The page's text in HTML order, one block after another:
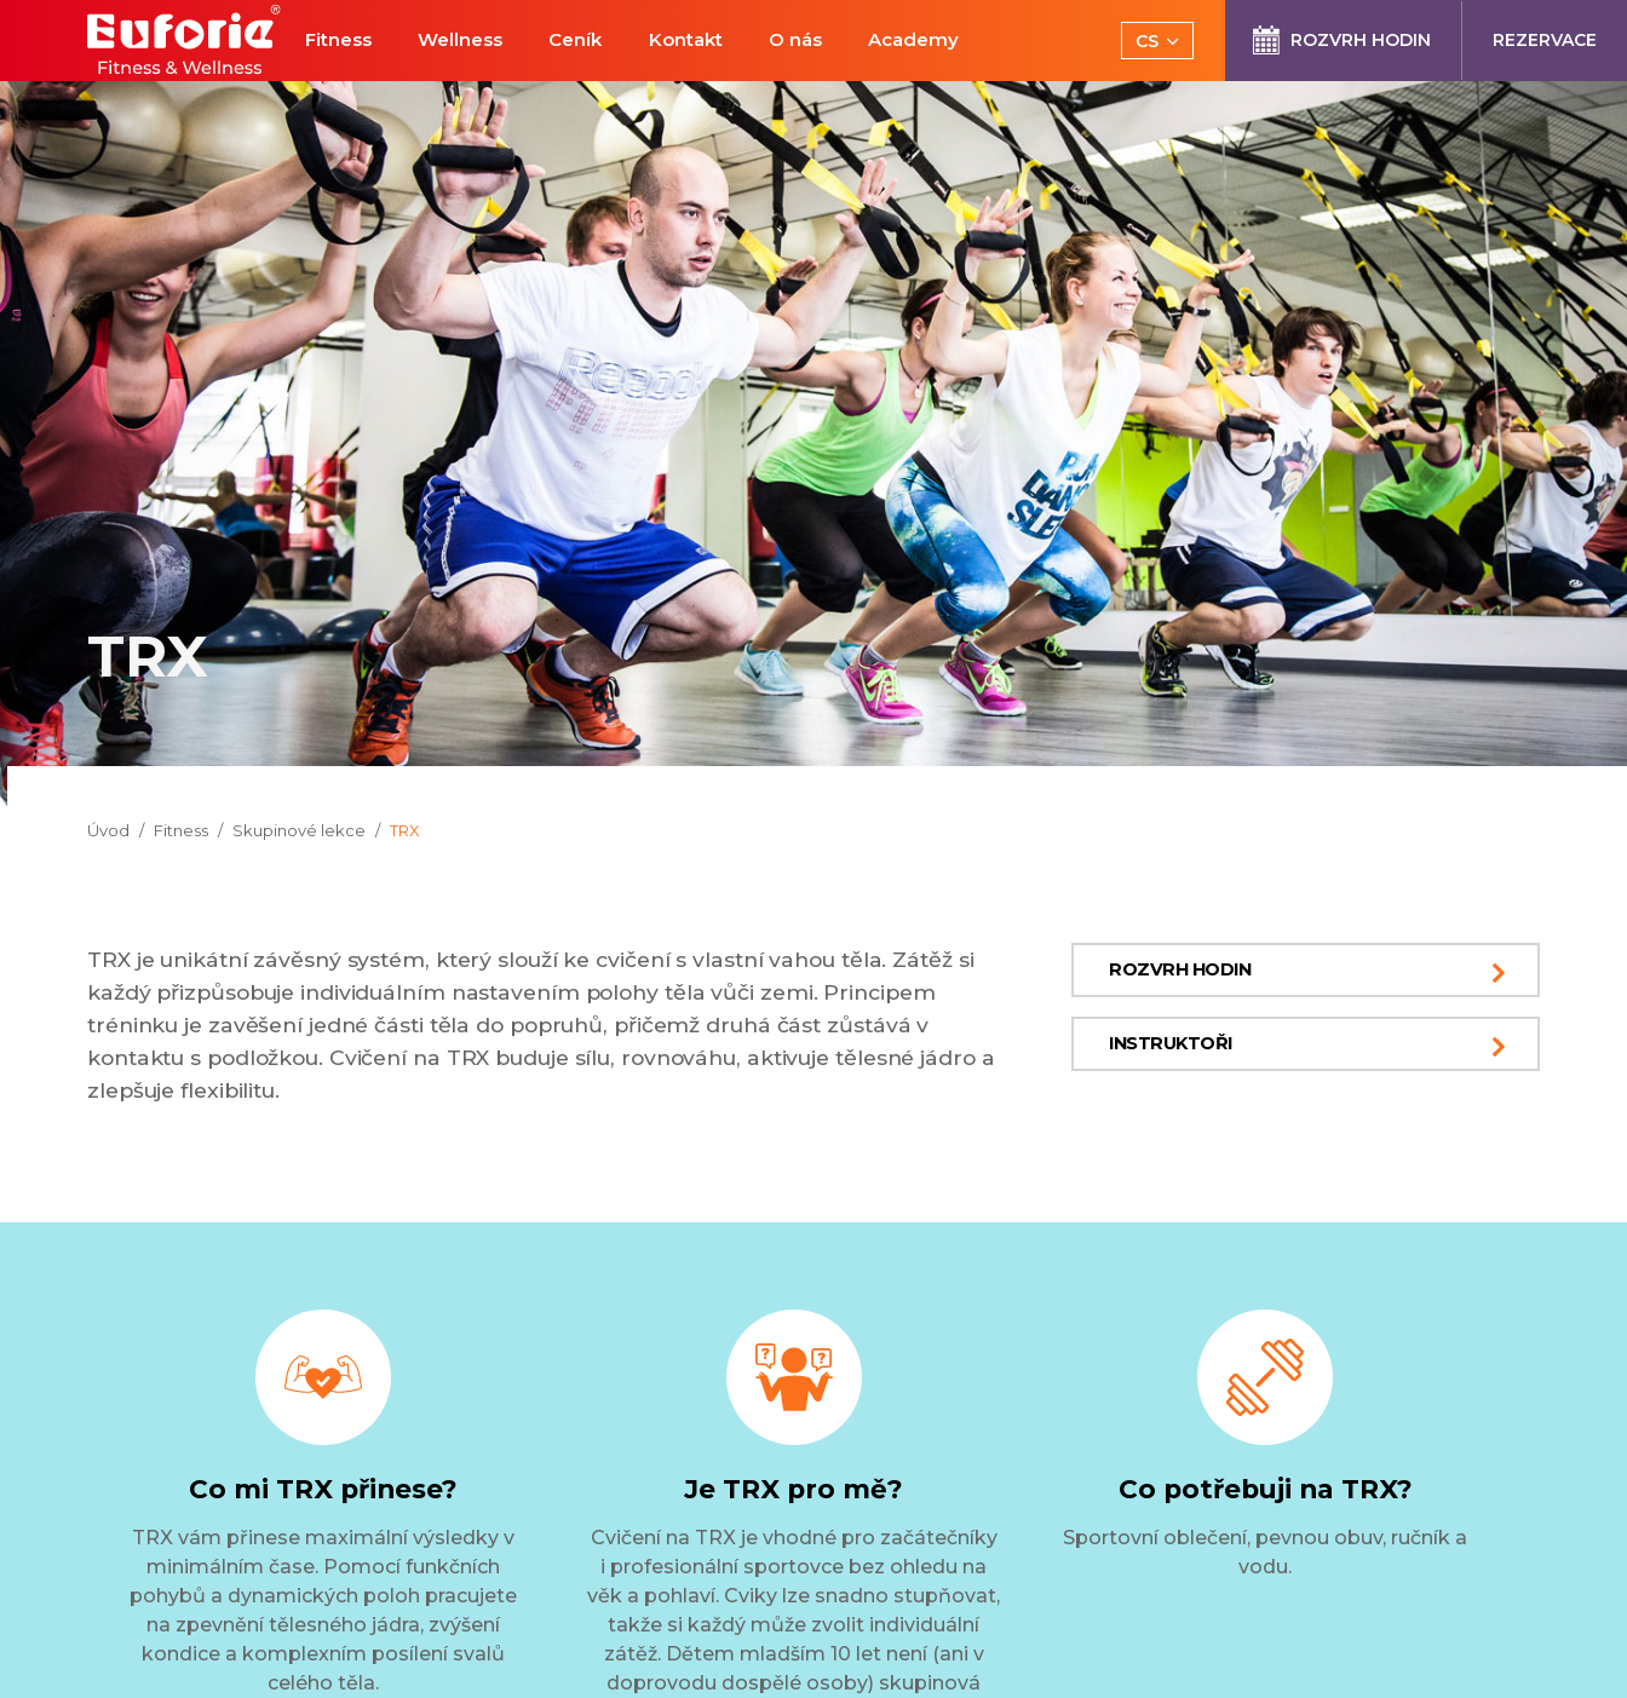
Přeskočit na hlavní obsah
Fitness
Wellness Ceník Kontakt O nás Academy
CS
EN
ROZVRH HODIN REZERVACE
TRX
Jsi tady:
Úvod Fitness Skupinové lekce TRX
TRX je unikátní závěsný systém, který slouží ke cvičení s vlastní vahou těla. Zátěž si
každý přizpůsobuje individuálním nastavením polohy těla vůči zemi. Principem
tréninku je zavěšení jedné části těla do popruhů, přičemž druhá část zůstává v
kontaktu s podložkou. Cvičení na TRX buduje sílu, rovnováhu, aktivuje tělesné jádro a
zlepšuje flexibilitu.
ROZVRH HODIN
INSTRUKTOŘI
Co mi TRX přinese?
TRX vám přinese maximální výsledky v
minimálním čase. Pomocí funkčních
pohybů a dynamických poloh pracujete
na zpevnění tělesného jádra, zvýšení
kondice a komplexním posílení svalů
celého těla.
Je TRX pro mě?
Cvičení na TRX je vhodné pro začátečníky
i profesionální sportovce bez ohledu na
věk a pohlaví. Cviky lze snadno stupňovat,
takže si každý může zvolit individuální
zátěž. Dětem mladším 10 let není (ani v
doprovodu dospělé osoby) skupinová
Co potřebuji na TRX?
Sportovní oblečení, pevnou obuv, ručník a
vodu.